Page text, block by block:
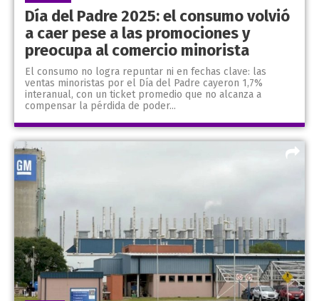
Día del Padre 2025: el consumo volvió
a caer pese a las promociones y
preocupa al comercio minorista
El consumo no logra repuntar ni en fechas clave: las
ventas minoristas por el Día del Padre cayeron 1,7%
interanual, con un ticket promedio que no alcanza a
compensar la pérdida de poder...